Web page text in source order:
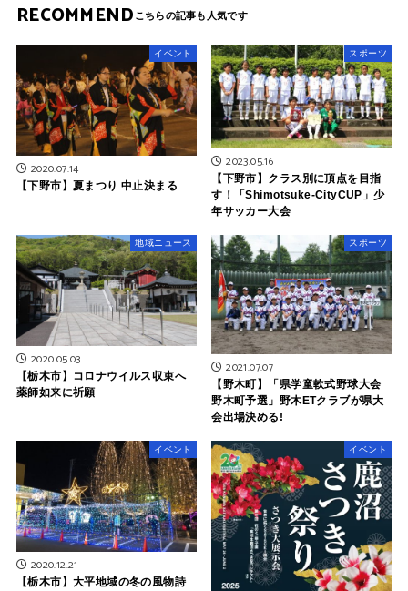
RECOMMEND
イベント
2020.07.14
【下野市】夏まつり 中止決まる
スポーツ
2023.05.16
【下野市】クラス別に頂点を目指
す！「Shimotsuke-CityCUP」少
年サッカー大会
地域ニュース
2020.05.03
【栃木市】コロナウイルス収束へ
薬師如来に祈願
スポーツ
2021.07.07
【野木町】「県学童軟式野球大会
野木町予選」野木ETクラブが県大
会出場決める!
イベント
2020.12.21
【栃木市】大平地域の冬の風物詩
イベント